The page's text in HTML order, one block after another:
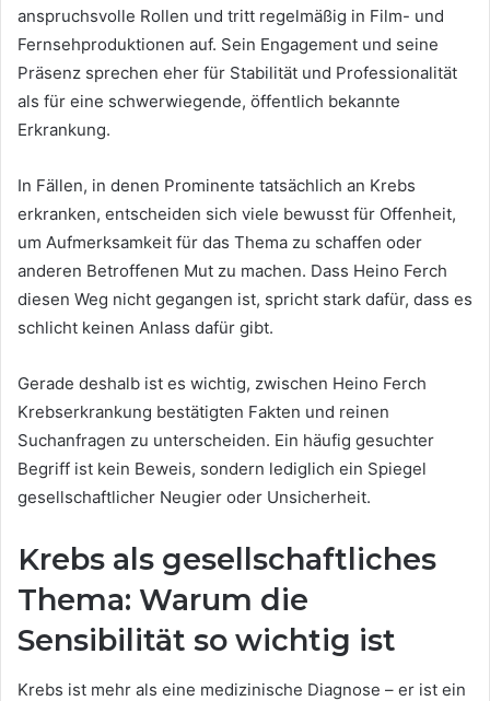
anspruchsvolle Rollen und tritt regelmäßig in Film- und
Fernsehproduktionen auf. Sein Engagement und seine
Präsenz sprechen eher für Stabilität und Professionalität
als für eine schwerwiegende, öffentlich bekannte
Erkrankung.
In Fällen, in denen Prominente tatsächlich an Krebs
erkranken, entscheiden sich viele bewusst für Offenheit,
um Aufmerksamkeit für das Thema zu schaffen oder
anderen Betroffenen Mut zu machen. Dass Heino Ferch
diesen Weg nicht gegangen ist, spricht stark dafür, dass es
schlicht keinen Anlass dafür gibt.
Gerade deshalb ist es wichtig, zwischen Heino Ferch
Krebserkrankung bestätigten Fakten und reinen
Suchanfragen zu unterscheiden. Ein häufig gesuchter
Begriff ist kein Beweis, sondern lediglich ein Spiegel
gesellschaftlicher Neugier oder Unsicherheit.
Krebs als gesellschaftliches
Thema: Warum die
Sensibilität so wichtig ist
Krebs ist mehr als eine medizinische Diagnose – er ist ein